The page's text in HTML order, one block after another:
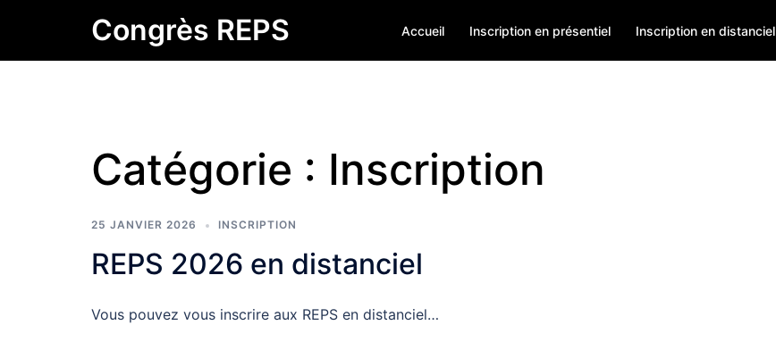
content
Congrès REPS Accueil Inscription en présentiel Inscription en distanciel
Catégorie : Inscription
25 JANVIER 2026 INSCRIPTION
REPS 2026 en distanciel
Vous pouvez vous inscrire aux REPS en distanciel…